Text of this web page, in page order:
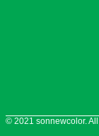
© 2021 sonnewcolor.